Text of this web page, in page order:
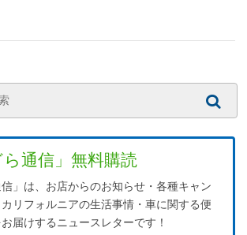
ら通信」無料購読
信」は、お店からのお知らせ・各種キャン
リフォルニアの生活事情・車に関する便
届けするニュースレターです！